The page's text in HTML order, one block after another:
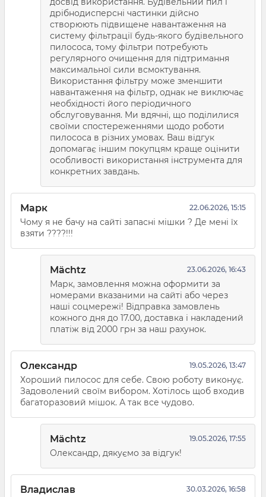
дрібнодисперсні частинки дійсно
створюють підвищене навантаження на
систему фільтрації будь-якого будівельного
пилососа, тому фільтри потребують
регулярного очищення для підтримання
максимальної сили всмоктування.
Використання фільтру може зменшити
навантаження на фільтр, однак не виключає
необхідності його періодичного
обслуговування. Ми вдячні, що поділилися
своїми спостереженнями щодо роботи
пилососа в різних умовах. Ваш відгук
допомагає іншим покупцям краще оцінити
особливості використання інструмента для
конкретних завдань.
Марк 22.06.2026, 15:15
Чому я не бачу на сайті запасні мішки ? Де мені їх
взяти ????!!!
Mächtz 23.06.2026, 16:43
Марк, замовлення можна оформити за
номерами вказаними на сайті або через
наші соцмережі! Відправка замовлень
кожного дня до 17.00, доставка і накладений
платіж від 2000 грн за наш рахунок.
Олександр 19.05.2026, 13:47
Хороший пилосос для себе. Свою роботу виконує.
Задоволений своїм вибором. Хотілось щоб входив
багаторазовий мішок. А так все чудово.
Mächtz 19.05.2026, 17:55
Олександр, дякуємо за відгук!
Владислав 30.03.2026, 16:58